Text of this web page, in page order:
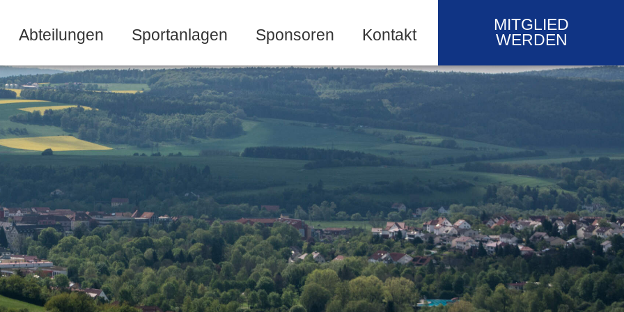
Abteilungen Sportanlagen Sponsoren Kontakt
MITGLIED
WERDEN